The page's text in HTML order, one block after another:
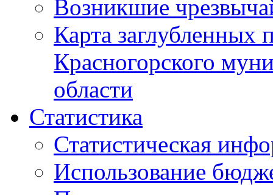
Возникшие
Карта
Красногорского
области
Статистика
Статистическая
Использование